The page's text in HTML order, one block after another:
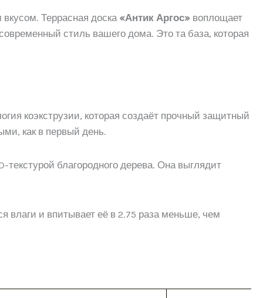
Террасная доска «Антик Аргос» воплощает
стиль вашего дома. Это та база, которая
коэкструзии, которая создаёт прочный защитный
как в первый день.
текстурой благородного дерева. Она выглядит
влаги и впитывает её в 2.75 раза меньше, чем